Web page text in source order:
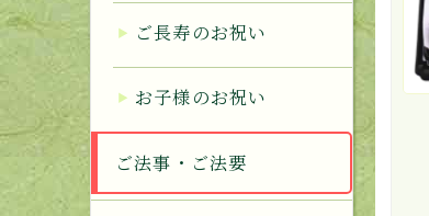
ご長寿のお祝い
お子様のお祝い
ご法事・ご法要